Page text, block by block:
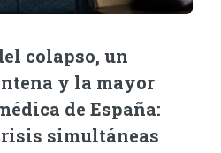
colapso, un
y la mayor
de España:
simultáneas